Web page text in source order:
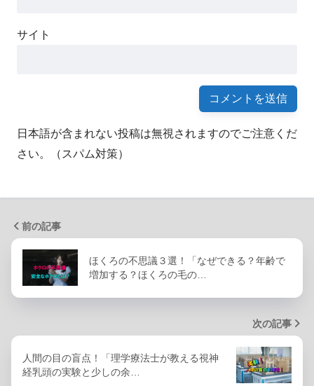
サイト
日本語が含まれない投稿は無視されますのでご注意くだ
さい。（スパム対策）
前の記事
ほくろの不思議３選！「なぜできる？年齢で
増加する？ほくろの毛の…
次の記事
人間の目の盲点！「理学療法士が教える視神
経乳頭の実験と少しの余…